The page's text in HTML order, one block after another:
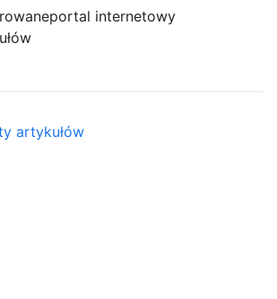
portal internetowy
artykułów